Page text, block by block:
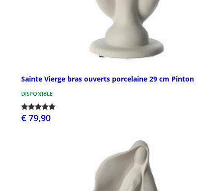
Sainte Vierge bras ouverts porcelaine 29 cm Pinton
DISPONIBLE
€ 79,90